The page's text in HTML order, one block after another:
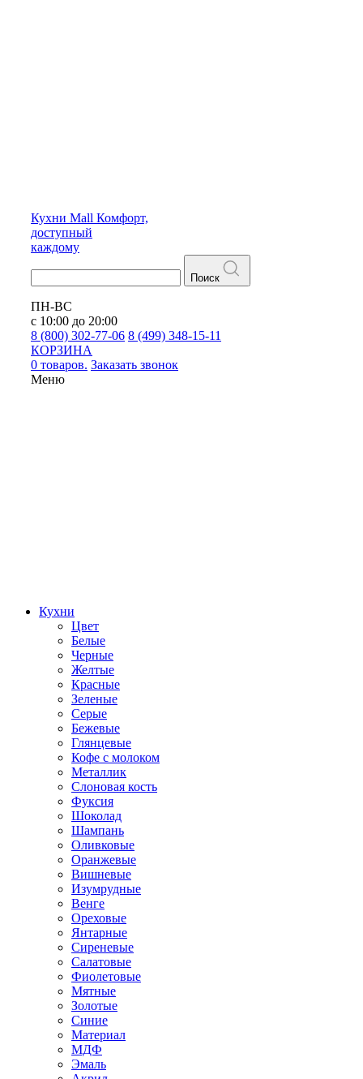
Кухни Mall Комфорт,
доступный
каждому
Поиск
ПН-ВС
с 10:00 до 20:00
8 (800) 302-77-06 8 (499) 348-15-11
КОРЗИНА
0 товаров. Заказать звонок
Меню
Кухни
Цвет
Белые
Черные
Желтые
Красные
Зеленые
Серые
Бежевые
Глянцевые
Кофе с молоком
Металлик
Слоновая кость
Фуксия
Шоколад
Шампань
Оливковые
Оранжевые
Вишневые
Изумрудные
Венге
Ореховые
Янтарные
Сиреневые
Салатовые
Фиолетовые
Мятные
Золотые
Синие
Материал
МДФ
Эмаль